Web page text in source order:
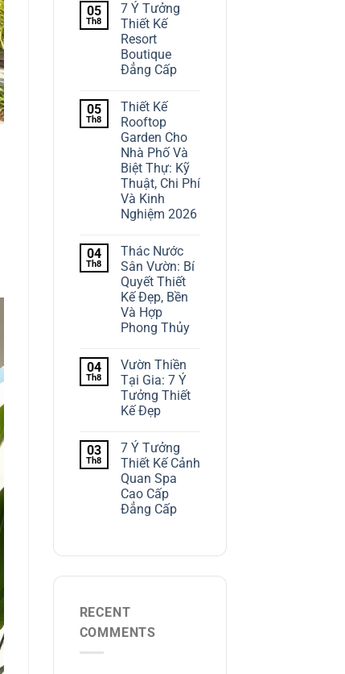
05
Th8
7 Ý Tưởng
Thiết Kế
Resort
Boutique
Đẳng Cấp
05
Th8
Thiết Kế
Rooftop
Garden Cho
Nhà Phố Và
Biệt Thự: Kỹ
Thuật, Chi Phí
Và Kinh
Nghiệm 2026
04
Th8
Thác Nước
Sân Vườn: Bí
Quyết Thiết
Kế Đẹp, Bền
Và Hợp
Phong Thủy
04
Th8
Vườn Thiền
Tại Gia: 7 Ý
Tưởng Thiết
Kế Đẹp
03
Th8
7 Ý Tưởng
Thiết Kế Cảnh
Quan Spa
Cao Cấp
Đẳng Cấp
RECENT
COMMENTS